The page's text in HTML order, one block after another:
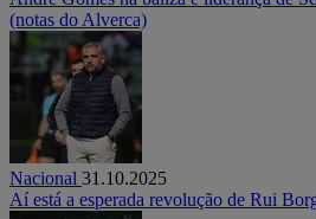
(notas do Alverca)
Nacional 31.10.2025
Aí está a esperada revolução de Rui